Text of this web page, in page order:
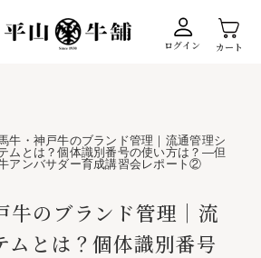
ログイン カート
牛・神戸牛のブランド管理｜流通管理シ
ムとは？個体識別番号の使い方は？―但
アンバサダー育成講習会レポート②
牛のブランド管理｜流
ムとは？個体識別番号